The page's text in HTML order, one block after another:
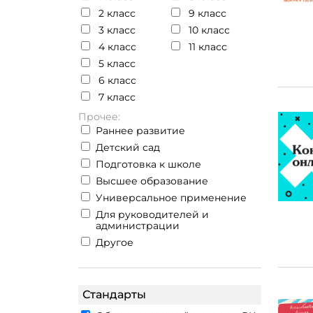
2 класс
3 класс
4 класс
5 класс
6 класс
7 класс
9 класс
10 класс
11 класс
Прочее:
Раннее развитие
Детский сад
Подготовка к школе
Высшее образование
Универсальное применение
Для руководителей и
администрации
Другое
Стандарты